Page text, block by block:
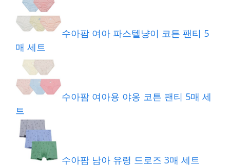
수아팜 여아 파스텔냥이 코튼 팬티 5
매 세트
수아팜 여아용 야옹 코튼 팬티 5매 세
트
수아팜 남아 유령 드로즈 3매 세트